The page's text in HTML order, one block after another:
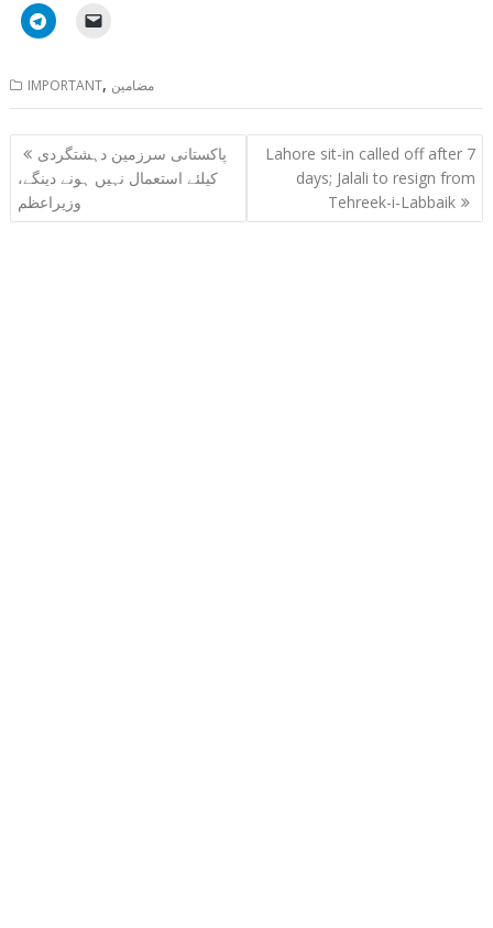
IMPORTANT, مضامین
Post
navigation
پاکستانی سرزمین دہشتگردی
کیلئے استعمال نہیں ہونے دینگے،
وزیراعظم
Lahore sit-in called off after 7
days; Jalali to resign from
Tehreek-i-Labbaik